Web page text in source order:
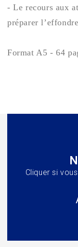
- Le recours aux
préparer
Format A5 - 64
Cliquer si